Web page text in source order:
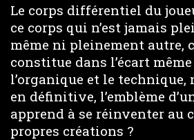
Le corps différentiel du
ce corps qui n’est jamais
même ni pleinement autre,
constitue dans l’écart
l’organique et le technique,
en définitive, l’emblème
apprend à se réinventer au
propres créations ?